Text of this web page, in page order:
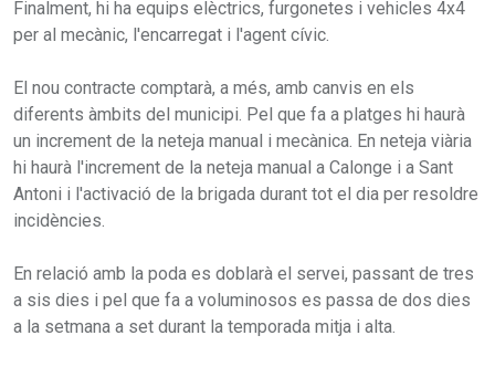
Finalment, hi ha equips elèctrics, furgonetes i vehicles 4x4
per al mecànic, l'encarregat i l'agent cívic.
El nou contracte comptarà, a més, amb canvis en els
diferents àmbits del municipi. Pel que fa a platges hi haurà
un increment de la neteja manual i mecànica. En neteja viària
hi haurà l'increment de la neteja manual a Calonge i a Sant
Antoni i l'activació de la brigada durant tot el dia per resoldre
incidències.
En relació amb la poda es doblarà el servei, passant de tres
a sis dies i pel que fa a voluminosos es passa de dos dies
a la setmana a set durant la temporada mitja i alta.